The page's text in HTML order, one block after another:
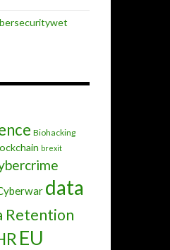
Biohacking
brexit
data
Retention
EU